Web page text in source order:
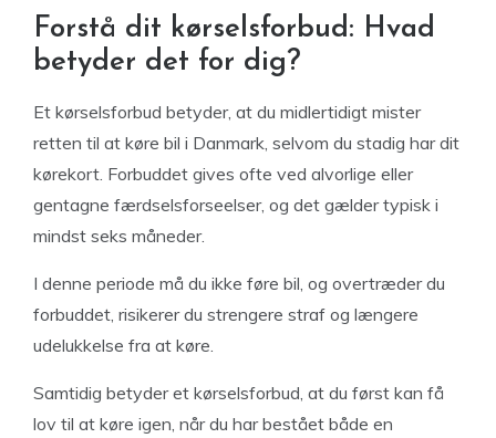
Forstå dit kørselsforbud: Hvad
betyder det for dig?
Et kørselsforbud betyder, at du midlertidigt mister
retten til at køre bil i Danmark, selvom du stadig har dit
kørekort. Forbuddet gives ofte ved alvorlige eller
gentagne færdselsforseelser, og det gælder typisk i
mindst seks måneder.
I denne periode må du ikke føre bil, og overtræder du
forbuddet, risikerer du strengere straf og længere
udelukkelse fra at køre.
Samtidig betyder et kørselsforbud, at du først kan få
lov til at køre igen, når du har bestået både en